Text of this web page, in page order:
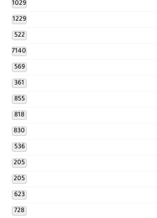
1029
1229
522
7140
569
361
855
818
830
536
205
205
623
728